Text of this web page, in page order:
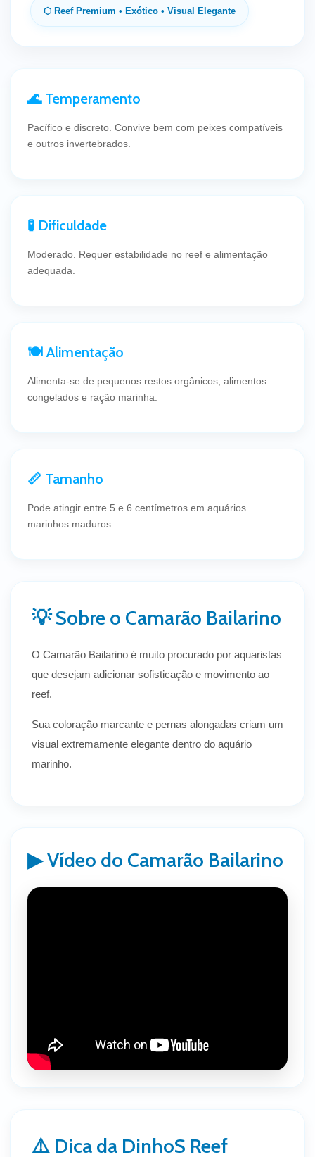
⬡ Reef Premium • Exótico • Visual Elegante
🌊 Temperamento
Pacífico e discreto. Convive bem com peixes compatíveis
e outros invertebrados.
🧪 Dificuldade
Moderado. Requer estabilidade no reef e alimentação
adequada.
🍽 Alimentação
Alimenta-se de pequenos restos orgânicos, alimentos
congelados e ração marinha.
📏 Tamanho
Pode atingir entre 5 e 6 centímetros em aquários
marinhos maduros.
💡 Sobre o Camarão Bailarino
O Camarão Bailarino é muito procurado por aquaristas
que desejam adicionar sofisticação e movimento ao
reef.
Sua coloração marcante e pernas alongadas criam um
visual extremamente elegante dentro do aquário
marinho.
▶ Vídeo do Camarão Bailarino
⚠️ Dica da DinhoS Reef